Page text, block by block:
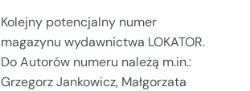
Kolejny potencjalny numer
magazynu wydawnictwa LOKATOR.
Do Autorów numeru należą m.in.:
Grzegorz Jankowicz, Małgorzata